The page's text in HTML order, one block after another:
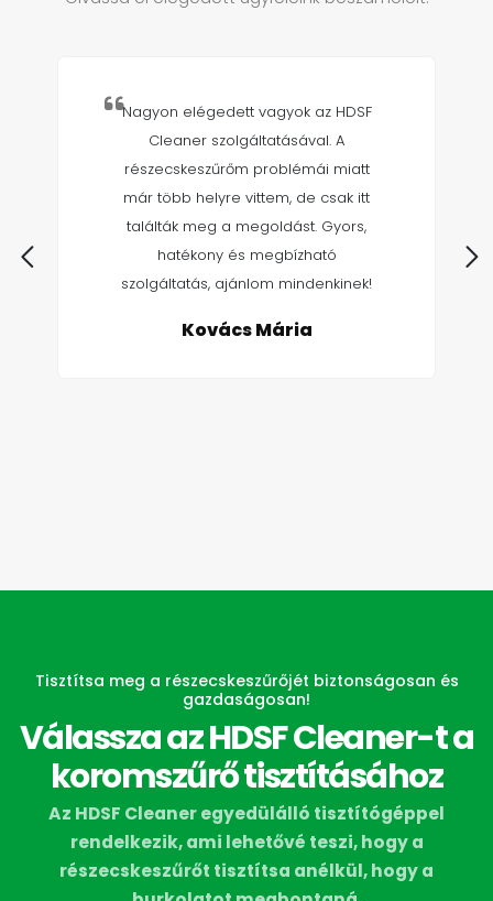
Nagyon elégedett vagyok az HDSF
Cleaner szolgáltatásával. A
részecskeszűrőm problémái miatt
már több helyre vittem, de csak itt
találták meg a megoldást. Gyors,
hatékony és megbízható
szolgáltatás, ajánlom mindenkinek!
Kovács Mária
Tisztítsa meg a részecskeszűrőjét biztonságosan és
gazdaságosan!
Válassza az HDSF Cleaner-t a
koromszűrő tisztításához
Az HDSF Cleaner egyedülálló tisztítógéppel
rendelkezik, ami lehetővé teszi, hogy a
részecskeszűrőt tisztítsa anélkül, hogy a